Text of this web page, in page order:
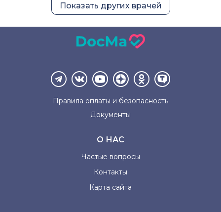
Показать других врачей
Правила оплаты и безопасность
Документы
О НАС
Частые вопросы
Контакты
Карта сайта